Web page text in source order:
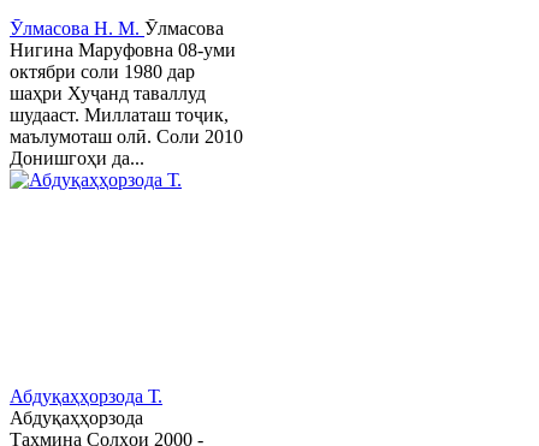
Ӯлмасова Н. М. Ӯлмасова
Нигина Маруфовна 08-уми
октябри соли 1980 дар
шаҳри Хуҷанд таваллуд
шудааст. Миллаташ тоҷик,
маълумоташ олӣ. Соли 2010
Донишгоҳи да...
Абдуқаҳҳорзода Т.
Абдуқаҳҳорзода
Таҳмина Солҳои 2000 -